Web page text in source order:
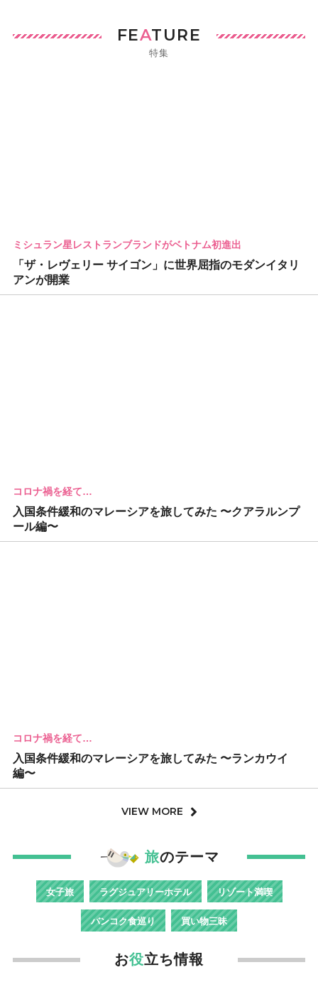
FEATURE
特集
ミシュラン星レストランブランドがベトナム初進出
「ザ・レヴェリー サイゴン」に世界屈指のモダンイタリ
アンが開業
コロナ禍を経て…
入国条件緩和のマレーシアを旅してみた 〜クアラルンプ
ール編〜
コロナ禍を経て…
入国条件緩和のマレーシアを旅してみた 〜ランカウイ
編〜
VIEW MORE
旅のテーマ
女子旅 ラグジュアリーホテル リゾート満喫
バンコク食巡り 買い物三昧
お役立ち情報